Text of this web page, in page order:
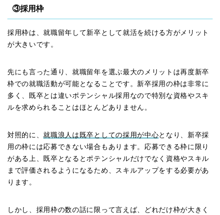
③採用枠
採用枠は、就職留年して新卒として就活を続ける方がメリット
が大きいです。
先にも言った通り、就職留年を選ぶ最大のメリットは再度新卒
枠での就職活動が可能となることです。新卒採用の枠は非常に
多く、既卒とは違いポテンシャル採用なので特別な資格やスキ
ルを求められることはほとんどありません。
対照的に、就職浪人は既卒としての採用が中心となり、新卒採
用の枠には応募できない場合もあります。応募できる枠に限り
がある上、既卒となるとポテンシャルだけでなく資格やスキル
まで評価されるようになるため、スキルアップをする必要があ
ります。
しかし、採用枠の数の話に限って言えば、どれだけ枠が大きく